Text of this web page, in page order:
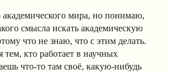
академического мира, но понимаю,
смысла искать академическую
что не знаю, что с этим делать.
тем, кто работает в научных
что-то там своё, какую-нибудь